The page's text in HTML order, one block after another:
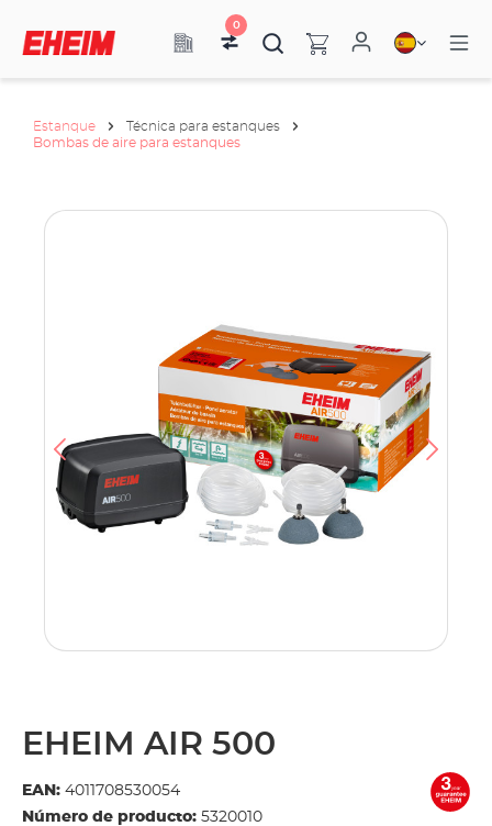
0
Estanque
Técnica para estanques
Bombas de aire para estanques
EHEIM AIR 500
EAN: 4011708530054
Número de producto: 5320010